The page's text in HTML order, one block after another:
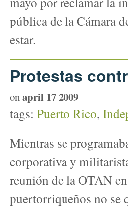
pública de la Cámara
estar.
Protestas
onapril 17 2009
tags: Puerto Rico,
Mientras se
corporativa y
reunión de la OTAN
puertorriqueños no se